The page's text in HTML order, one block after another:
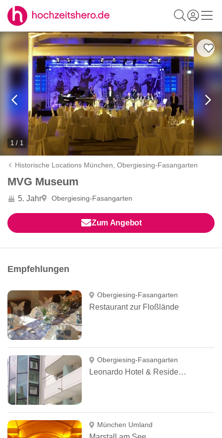
1 / 1
Historische Locations München,Obergiesing-Fasangarten
MVG Museum
5. Jahr Obergiesing-Fasangarten
Zum Angebot
Empfehlungen
Obergiesing-Fasangarten
Restaurant zur Floßlände
Obergiesing-Fasangarten
Leonardo Hotel & Residenz München
München Umland